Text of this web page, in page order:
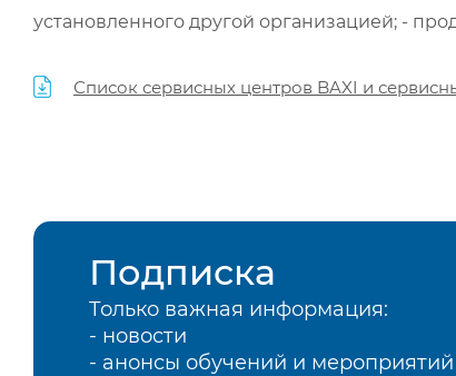
установленного другой организацией; -
Список сервисных центров BAXI и
Подписка
Только важная информация:
- новости
- анонсы обучений и мероприятий